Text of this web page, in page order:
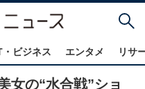
・ビジネス エンタメ リサ
女の“水合戦”ショ